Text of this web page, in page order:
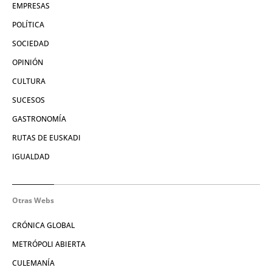
EMPRESAS
POLÍTICA
SOCIEDAD
OPINIÓN
CULTURA
SUCESOS
GASTRONOMÍA
RUTAS DE EUSKADI
IGUALDAD
Otras Webs
CRÓNICA GLOBAL
METRÓPOLI ABIERTA
CULEMANÍA